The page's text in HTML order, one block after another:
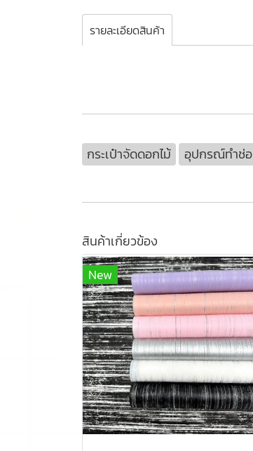
รายละเอียดสินค้า
กระเป๋าจัดดอกไม้ อุปกรณ์ทำช่อ
สินค้าเกี่ยวข้อง
New